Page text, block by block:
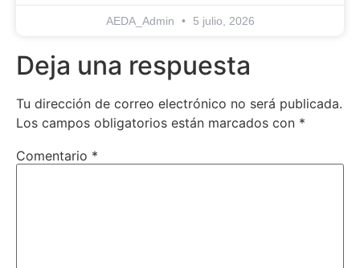
AEDA_Admin 5 julio, 2026
Deja una respuesta
Tu dirección de correo electrónico no será publicada.
Los campos obligatorios están marcados con *
Comentario *